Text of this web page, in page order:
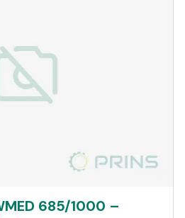
685/1000 –